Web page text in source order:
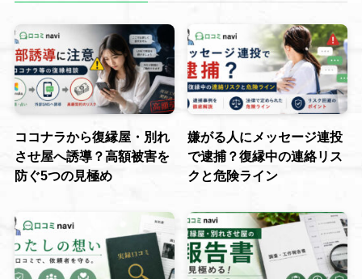
ココナラから復縁屋・別れ
させ屋へ誘導？高額被害を
防ぐ5つの見極め
嫌がる人にメッセージ連投
で逮捕？復縁中の連絡リス
クと危険ライン